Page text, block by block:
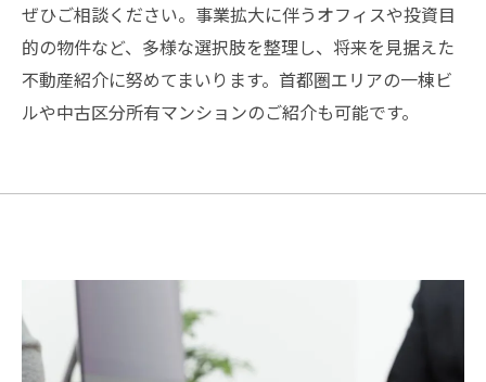
ぜひご相談ください。事業拡大に伴うオフィスや投資目
的の物件など、多様な選択肢を整理し、将来を見据えた
不動産紹介に努めてまいります。首都圏エリアの一棟ビ
ルや中古区分所有マンションのご紹介も可能です。